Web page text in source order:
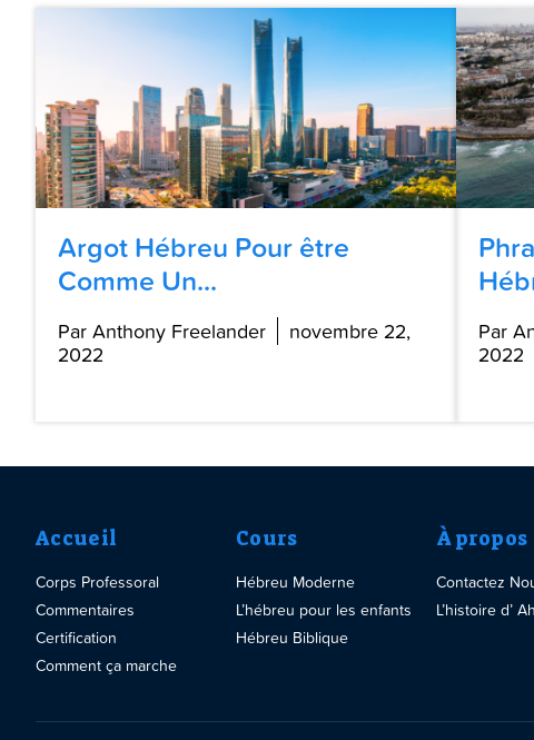
Argot Hébreu Pour être
Comme Un...
Par Anthony Freelander
novembre 22,
2022
Par
2022
Accueil
Corps Professoral
Commentaires
Certification
Comment ça marche
Cours
Hébreu Moderne
L’hébreu pour les enfants
Hébreu Biblique
À propos
Contactez
L’histoire d’